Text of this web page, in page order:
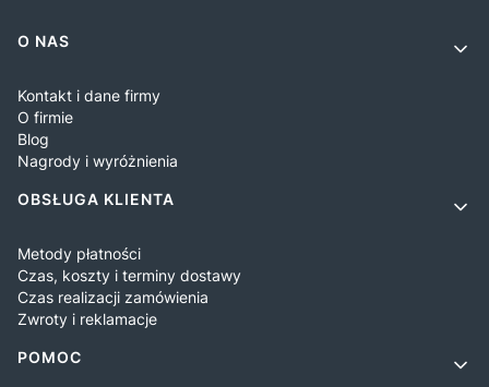
Linki w stopce
O NAS
Kontakt i dane firmy
O firmie
Blog
Nagrody i wyróżnienia
OBSŁUGA KLIENTA
Metody płatności
Czas, koszty i terminy dostawy
Czas realizacji zamówienia
Zwroty i reklamacje
POMOC